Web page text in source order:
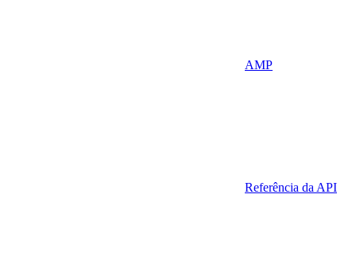
AMP
Referência da API